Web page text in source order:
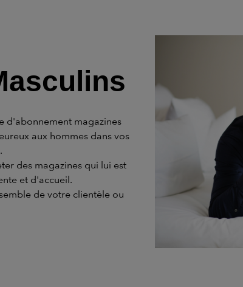
d'abonnement magazines
aux hommes dans vos
des magazines qui lui est
et d'accueil.
de votre clientèle ou